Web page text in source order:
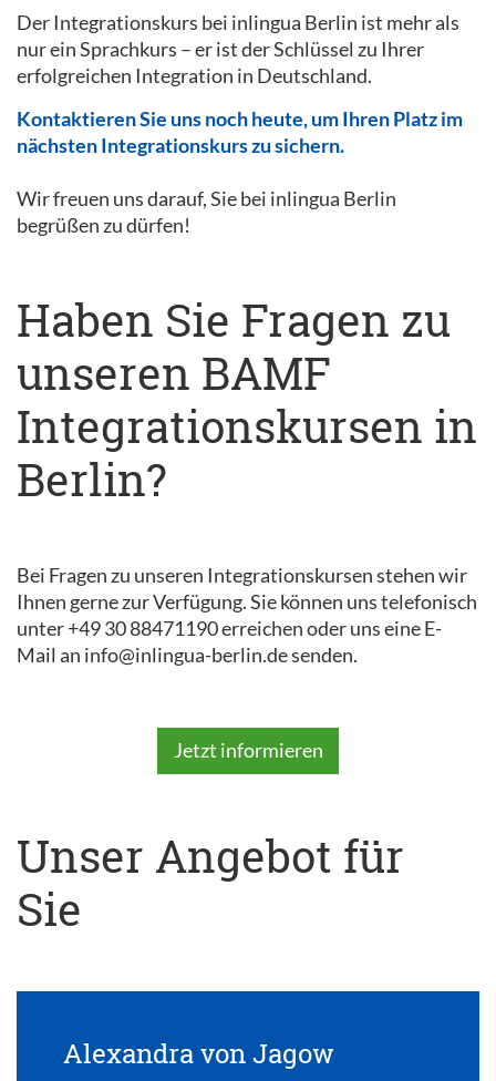
Der Integrationskurs bei inlingua Berlin ist mehr als
nur ein Sprachkurs – er ist der Schlüssel zu Ihrer
erfolgreichen Integration in Deutschland.
Kontaktieren Sie uns noch heute, um Ihren Platz im
nächsten Integrationskurs zu sichern.
Wir freuen uns darauf, Sie bei inlingua Berlin
begrüßen zu dürfen!
Haben Sie Fragen zu
unseren BAMF
Integrationskursen in
Berlin?
Bei Fragen zu unseren Integrationskursen stehen wir
Ihnen gerne zur Verfügung. Sie können uns telefonisch
unter +49 30 88471190 erreichen oder uns eine E-
Mail an info@inlingua-berlin.de senden.
Jetzt informieren
Unser Angebot für
Sie
Alexandra von Jagow